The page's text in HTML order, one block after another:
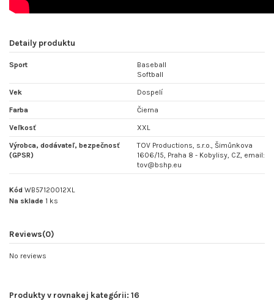
Detaily produktu
Sport
Baseball
Softball
Vek Dospelí
Farba Čierna
Veľkosť XXL
Výrobca, dodávateľ, bezpečnosť
(GPSR)
TOV Productions, s.r.o., Šimůnkova
1606/15, Praha 8 - Kobylisy, CZ, email:
tov@bshp.eu
Kód WB57120012XL
Na sklade 1 ks
Reviews(0)
No reviews
Produkty v rovnakej kategórii: 16